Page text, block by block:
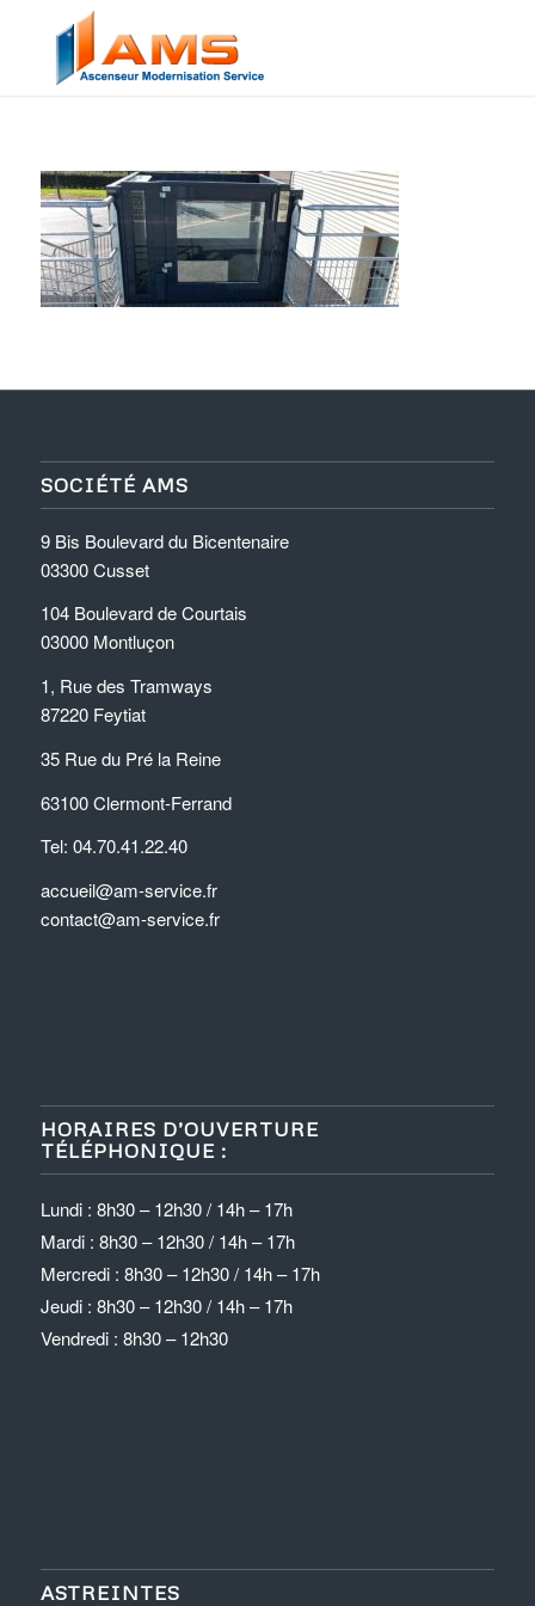
SOCIÉTÉ AMS
9 Bis Boulevard du Bicentenaire
03300 Cusset
104 Boulevard de Courtais
03000 Montluçon
1, Rue des Tramways
87220 Feytiat
35 Rue du Pré la Reine
63100 Clermont-Ferrand
Tel: 04.70.41.22.40
accueil@am-service.fr
contact@am-service.fr
HORAIRES D’OUVERTURE
TÉLÉPHONIQUE :
Lundi : 8h30 – 12h30 / 14h – 17h
Mardi : 8h30 – 12h30 / 14h – 17h
Mercredi : 8h30 – 12h30 / 14h – 17h
Jeudi : 8h30 – 12h30 / 14h – 17h
Vendredi : 8h30 – 12h30
ASTREINTES